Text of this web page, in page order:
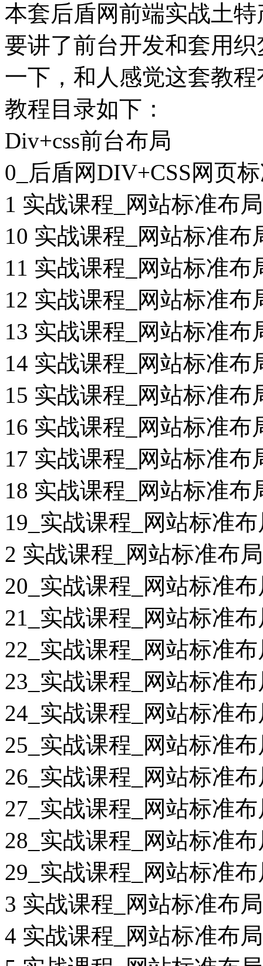
本套后盾网前端实战土
要讲了前台开发和套用
一下，和人感觉这套教
教程目录如下：
Div+css前台布局
0_后盾网DIV+CSS网页
1 实战课程_网站标准布
10 实战课程_网站标准布
11 实战课程_网站标准布
12 实战课程_网站标准布
13 实战课程_网站标准布
14 实战课程_网站标准布
15 实战课程_网站标准布
16 实战课程_网站标准布
17 实战课程_网站标准布
18 实战课程_网站标准布
19_实战课程_网站标准
2 实战课程_网站标准布
20_实战课程_网站标准
21_实战课程_网站标准
22_实战课程_网站标准
23_实战课程_网站标准
24_实战课程_网站标准
25_实战课程_网站标准
26_实战课程_网站标准
27_实战课程_网站标准
28_实战课程_网站标准
29_实战课程_网站标准
3 实战课程_网站标准布
4 实战课程_网站标准布